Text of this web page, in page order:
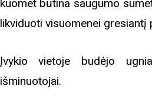
kuomet būtina saugumo
likviduoti visuomenei gresiantį
Įvykio vietoje budėjo
išminuotojai.